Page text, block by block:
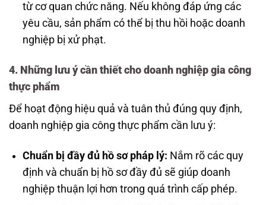
từ cơ quan chức năng. Nếu không đáp ứng các
yêu cầu, sản phẩm có thể bị thu hồi hoặc doanh
nghiệp bị xử phạt.
4. Những lưu ý cần thiết cho doanh nghiệp gia công
thực phẩm
Để hoạt động hiệu quả và tuân thủ đúng quy định,
doanh nghiệp gia công thực phẩm cần lưu ý:
Chuẩn bị đầy đủ hồ sơ pháp lý: Nắm rõ các quy
định và chuẩn bị hồ sơ đầy đủ sẽ giúp doanh
nghiệp thuận lợi hơn trong quá trình cấp phép.